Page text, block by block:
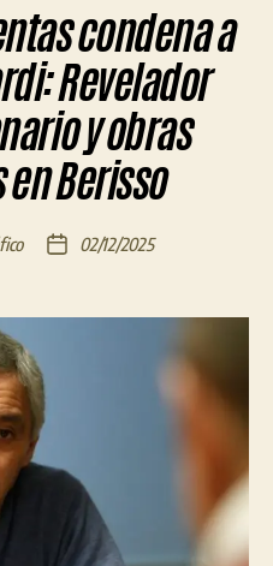
condena a
Revelador
y obras
Berisso
Fecha
entrada
02/12/2025